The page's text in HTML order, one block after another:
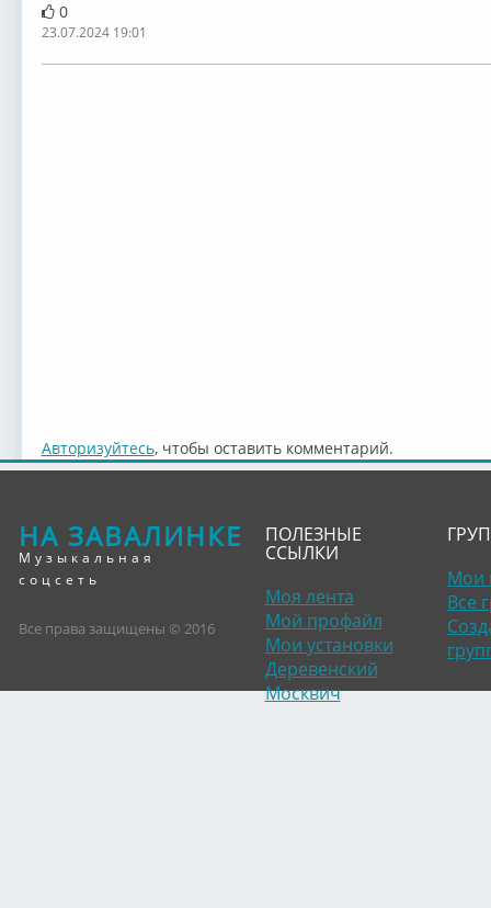
0
23.07.2024 19:01
Авторизуйтесь, чтобы оставить комментарий.
НА ЗАВАЛИНКЕ
Музыкальная
соцсеть
Все права защищены © 2016
ПОЛЕЗНЫЕ
ССЫЛКИ
Моя лента
Мой профайл
Мои установки
Деревенский
Москвич
Мои
Все